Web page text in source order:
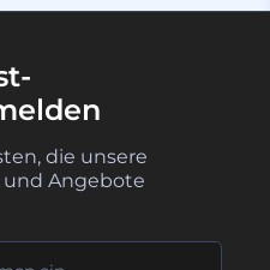
die unsere
Angebote